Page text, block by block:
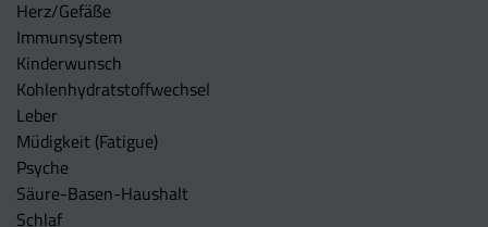
Herz/Gefäße
Immunsystem
Kinderwunsch
Kohlenhydratstoffwechsel
Leber
Müdigkeit (Fatigue)
Psyche
Säure-Basen-Haushalt
Schlaf